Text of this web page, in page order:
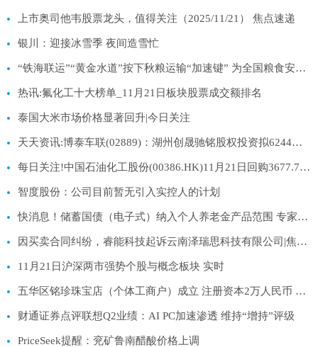
上市奥司他韦股票龙头，值得关注（2025/11/21） 焦点速递
银川：迎接冰雪季 夜间造雪忙
“铁海联运”“黄金水道”按下秋粮运输“加速键” 为全国粮食安全筑牢坚实屏障
热讯:氟化工十大榜单_11月21日板块股票成交额排名
泰国大米市场价格显著回升|今日关注
天天资讯:博泰车联(02889)：湖州创晟驰铭股权投资拟6244万元出售阿维塔科技(重庆)0.24%股权
每日关注!中国石油化工股份(00386.HK)11月21日回购3677.77万港元 年内累计回购14.17亿港元
智度股份：公司目前暂无引入实控人的计划
快消息！储蓄国债（电子式）纳入个人养老金产品范围 专家解读
因买卖合同纠纷，睿能科技起诉云南泽瑞思科技有限公司|焦点要闻
11月21日沪深两市强势个股与概念板块 实时
五华区铭珍珠宝店（个体工商户）成立 注册资本2万人民币 聚看点
财通证券点评联想Q2业绩：AI PC加速渗透 维持“增持”评级
PriceSeek提醒：兖矿鲁南醋酸价格上调